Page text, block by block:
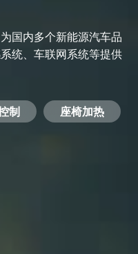
国内多个新能源汽车品
统、车联网系统等提供
制
座椅加热
电机驱动
服务器电源
机顶盒
智能交通